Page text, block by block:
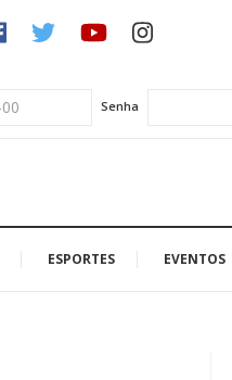
Senha
ESPORTES EVENTOS